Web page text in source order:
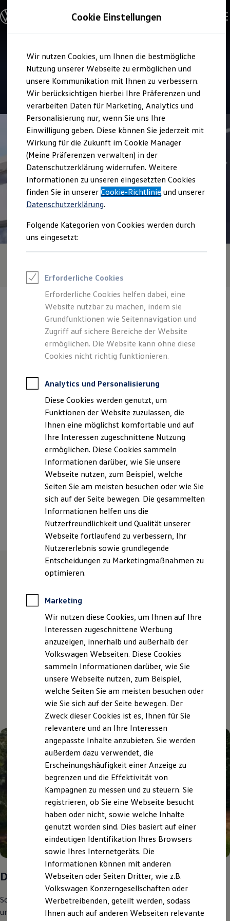
Hauptinhalt
springen
Footer
springen
Modelle & Konfigurator
Nutzfahrzeugkategorien entdecken
Modelle konfigurieren
Vorgängermodelle und Oldtimer
Vorgängermodelle
Oldtimer
Bulli Historie
Branchenlösungen & Gewerbekunden
Umbaulösungen und Hersteller finden
Auf- und Umbauten entdecken & konfigurieren
Groß- und Sonderkunden
Großkunden
Kommunen & Behörden
Journalisten
Sportvereine
Branchenlösungen
Bau & Handwerk
Gewerbliche Personenbeförderung
Service & mobile Werkstätten
Kurier, Logistik & Handel
Feuerwehr
Rettungsdienste
ONE Business ID Vorteile
Fahrzeugsuche & Marktplatz
Digitaler Marktplatz
Kauf & Finanzierung
Online-Fahrzeugbewertung
Aktionen & Angebote
E-Auto-Förderung
Für Privatkunden
Für Gewerbekunden
Profi Paket
TopDeal
Zertifizierte Gebrauchtwagen
Für Privatkunden
Für Gewerbekunden
Leasing
Für Privatkunden
Für Gewerbekunden
Versicherungen & Garantien
Garantien
Kfz-Versicherung für Nutzfahrzeuge
Restschuldversicherung
Wartungsverträge
Besitzer & Service
Reparatur & Service
Sommer-Special
Reparatur, Pflege & Inspektion
Servicetermin anfragen
Service-Vorteile bei Volkswagen Nutzfahrzeuge
ServicePlus
Economy Service
Räder & Reifen Service
Ersatzfahrzeuge
Software, Konnektivität & Apps
California App
VW Connect für Ihren ID. Buzz
VW Connect für Ihren Transporter/Caravelle
VW Connect für Ihren Amarok
VW Connect für andere Modelle
Connect Pro
Fleet Interface Data
Multistop Pathfinder
Übersicht Software Updates
Hilfreiches für Besitzer
Fahrerassistenz- und Sicherheitssysteme
Kontrollleuchten
Kurzfahrprofile und Ölverdünnung
XTL-Dieselkraftstoff
Ersatzteile und Betriebsflüssigkeiten
Original Zubehör und Lifestyle Produkte
myVolkswagen
myVolkswagen Business
Elektrisch & Autonom
Elektro - & Hybridfahrzeuge
Unser Ansatz
Klimafreundlicher Strom
Reichweite & Ladelösungen
Reichweitensimulator
Ladezeitensimulator
Ladelösungen für Privatkunden
Ladelösungen für Gewerbekunden
Wallbox und Ladekabel
Förderung & Kosten der Elektrofahrzeuge
Fördermöglichkeiten für Privatkunden
Fördermöglichkeiten für Gewerbekunden
Service
Reichert Automobile
Verantwortlich für die Inhalte auf dieser Seite ist die Reichert
Automobile GmbH
Zentrale
Daimlerstr. 10, 72581 Dettingen
info@reichert-automobile.de
+49 7123 97470
Ansprechpartner
Termin vereinbaren
Überblick
Service
Aktuelle Highlights
und Angebote
Das Sommer-Special
Sommer ist auch Urlaubszeit und heißt für viele Menschen
unterwegs sein – für Ihr Volkswagen Nutzfahrzeug oft unter
Cookie Einstellungen
Wir nutzen Cookies, um Ihnen die bestmögliche
Nutzung unserer Webseite zu ermöglichen und
unsere Kommunikation mit Ihnen zu verbessern.
Wir berücksichtigen hierbei Ihre Präferenzen und
verarbeiten Daten für Marketing, Analytics und
Personalisierung nur, wenn Sie uns Ihre
Einwilligung geben. Diese können Sie jederzeit mit
Wirkung für die Zukunft im Cookie Manager
(Meine Präferenzen verwalten) in der
Datenschutzerklärung widerrufen. Weitere
Informationen zu unseren eingesetzten Cookies
finden Sie in unsererCookie-Richtlinie und unserer
Datenschutzerklärung.
Folgende Kategorien von Cookies werden durch
uns eingesetzt:
Erforderliche Cookies
Erforderliche Cookies helfen dabei, eine
Website nutzbar zu machen, indem sie
Grundfunktionen wie Seitennavigation und
Zugriff auf sichere Bereiche der Website
ermöglichen. Die Website kann ohne diese
Cookies nicht richtig funktionieren.
Analytics und Personalisierung
Diese Cookies werden genutzt, um
Funktionen der Website zuzulassen, die
Ihnen eine möglichst komfortable und auf
Ihre Interessen zugeschnittene Nutzung
ermöglichen. Diese Cookies sammeln
Informationen darüber, wie Sie unsere
Webseite nutzen, zum Beispiel, welche
Seiten Sie am meisten besuchen oder wie Sie
sich auf der Seite bewegen. Die gesammelten
Informationen helfen uns die
Nutzerfreundlichkeit und Qualität unserer
Webseite fortlaufend zu verbessern, Ihr
Nutzererlebnis sowie grundlegende
Entscheidungen zu Marketingmaßnahmen zu
optimieren.
Marketing
Wir nutzen diese Cookies, um Ihnen auf Ihre
Interessen zugeschnittene Werbung
anzuzeigen, innerhalb und außerhalb der
Volkswagen Webseiten. Diese Cookies
sammeln Informationen darüber, wie Sie
unsere Webseite nutzen, zum Beispiel,
welche Seiten Sie am meisten besuchen oder
wie Sie sich auf der Seite bewegen. Der
Zweck dieser Cookies ist es, Ihnen für Sie
relevantere und an Ihre Interessen
angepasste Inhalte anzubieten. Sie werden
außerdem dazu verwendet, die
Erscheinungshäufigkeit einer Anzeige zu
begrenzen und die Effektivität von
Kampagnen zu messen und zu steuern. Sie
registrieren, ob Sie eine Webseite besucht
haben oder nicht, sowie welche Inhalte
genutzt worden sind. Dies basiert auf einer
eindeutigen Identifikation Ihres Browsers
sowie Ihres Internetgeräts. Die
Informationen können mit anderen
Webseiten oder Seiten Dritter, wie z.B.
Volkswagen Konzerngesellschaften oder
Werbetreibenden, geteilt werden, sodass
Ihnen auch auf anderen Webseiten relevante